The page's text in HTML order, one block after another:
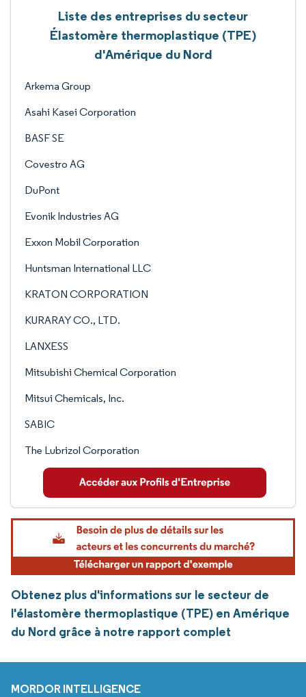
Liste des entreprises du secteur
Élastomère thermoplastique (TPE)
d'Amérique du Nord
Arkema Group
Asahi Kasei Corporation
BASF SE
Covestro AG
DuPont
Evonik Industries AG
Exxon Mobil Corporation
Huntsman International LLC
KRATON CORPORATION
KURARAY CO., LTD.
LANXESS
Mitsubishi Chemical Corporation
Mitsui Chemicals, Inc.
SABIC
The Lubrizol Corporation
Obtenez plus d'informations sur le secteur de
l'élastomère thermoplastique (TPE) en Amérique
du Nord grâce à notre rapport complet
MORDOR INTELLIGENCE